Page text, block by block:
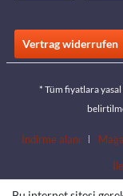
Vertrag widerrufen
* Tüm fiyatlara
İndirme alanı